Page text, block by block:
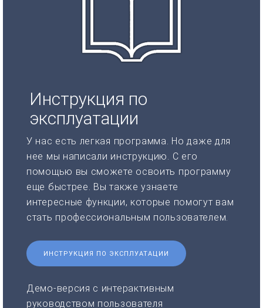
Инструкция по
эксплуатации
У нас есть легкая программа. Но даже для
нее мы написали инструкцию. С его
помощью вы сможете освоить программу
еще быстрее. Вы также узнаете
интересные функции, которые помогут вам
стать профессиональным пользователем.
ИНСТРУКЦИЯ ПО ЭКСПЛУАТАЦИИ
Демо-версия с интерактивным
руководством пользователя